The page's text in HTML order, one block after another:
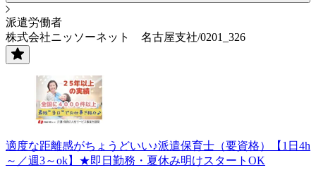
派遣労働者
株式会社ニッソーネット 名古屋支社/0201_326
適度な距離感がちょうどいい♪派遣保育士（要資格）【1日4h
～／週3～ok】★即日勤務・夏休み明けスタートOK